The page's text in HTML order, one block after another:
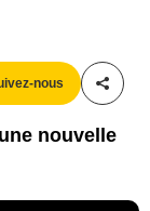
nous
nouvelle